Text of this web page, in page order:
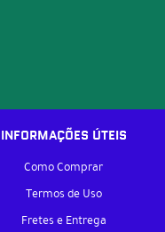
INFORMAÇÕES ÚTEIS
Como Comprar
Termos de Uso
Fretes e Entrega